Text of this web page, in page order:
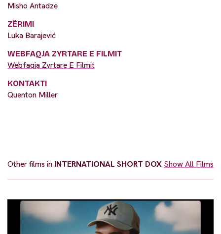
Misho Antadze
ZËRIMI
Luka Barajević
WEBFAQJA ZYRTARE E FILMIT
Webfaqja Zyrtare E Filmit
KONTAKTI
Quenton Miller
Other films in INTERNATIONAL SHORT DOX Show All Films